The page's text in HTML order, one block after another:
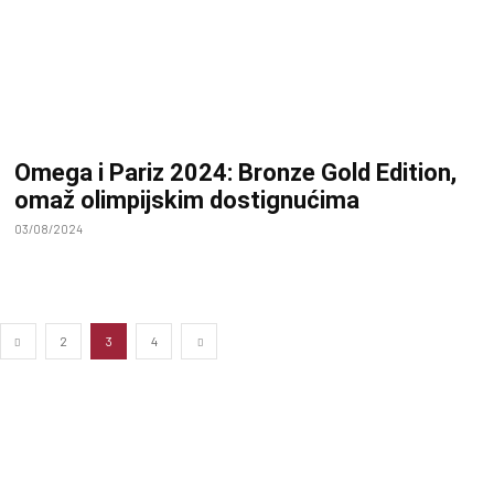
Omega i Pariz 2024: Bronze Gold Edition,
omaž olimpijskim dostignućima
03/08/2024
2 3 4